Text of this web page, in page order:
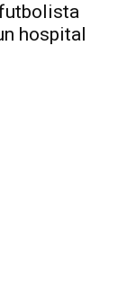
hospital